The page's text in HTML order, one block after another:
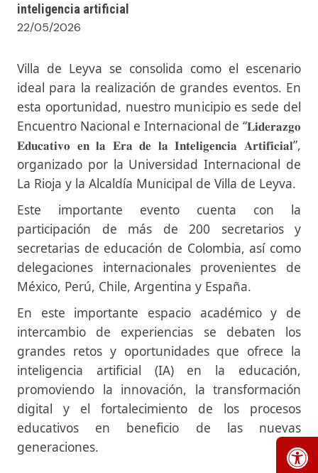
inteligencia artificial
22/05/2026
Villa de Leyva se consolida como el escenario
ideal para la realización de grandes eventos. En
esta oportunidad, nuestro municipio es sede del
Encuentro Nacional e Internacional de “𝐋𝐢𝐝𝐞𝐫𝐚𝐳𝐠𝐨
𝐄𝐝𝐮𝐜𝐚𝐭𝐢𝐯𝐨 𝐞𝐧 𝐥𝐚 𝐄𝐫𝐚 𝐝𝐞 𝐥𝐚 𝐈𝐧𝐭𝐞𝐥𝐢𝐠𝐞𝐧𝐜𝐢𝐚 𝐀𝐫𝐭𝐢𝐟𝐢𝐜𝐢𝐚𝐥”,
organizado por la Universidad Internacional de
La Rioja y la Alcaldía Municipal de Villa de Leyva.
Este importante evento cuenta con la
participación de más de 200 secretarios y
secretarias de educación de Colombia, así como
delegaciones internacionales provenientes de
México, Perú, Chile, Argentina y España.
En este importante espacio académico y de
intercambio de experiencias se debaten los
grandes retos y oportunidades que ofrece la
inteligencia artificial (IA) en la educación,
promoviendo la innovación, la transformación
digital y el fortalecimiento de los procesos
educativos en beneficio de las nuevas
generaciones.​